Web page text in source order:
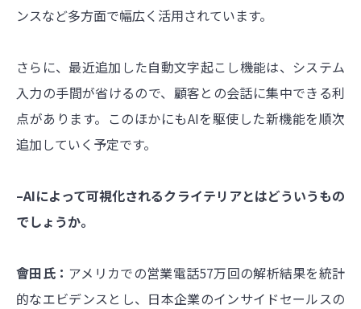
ンスなど多方面で幅広く活用されています。
さらに、最近追加した自動文字起こし機能は、システム
入力の手間が省けるので、顧客との会話に集中できる利
点があります。このほかにもAIを駆使した新機能を順次
追加していく予定です。
–AIによって可視化されるクライテリアとはどういうもの
でしょうか。
會田氏： アメリカでの営業電話57万回の解析結果を統計
的なエビデンスとし、日本企業のインサイドセールスの